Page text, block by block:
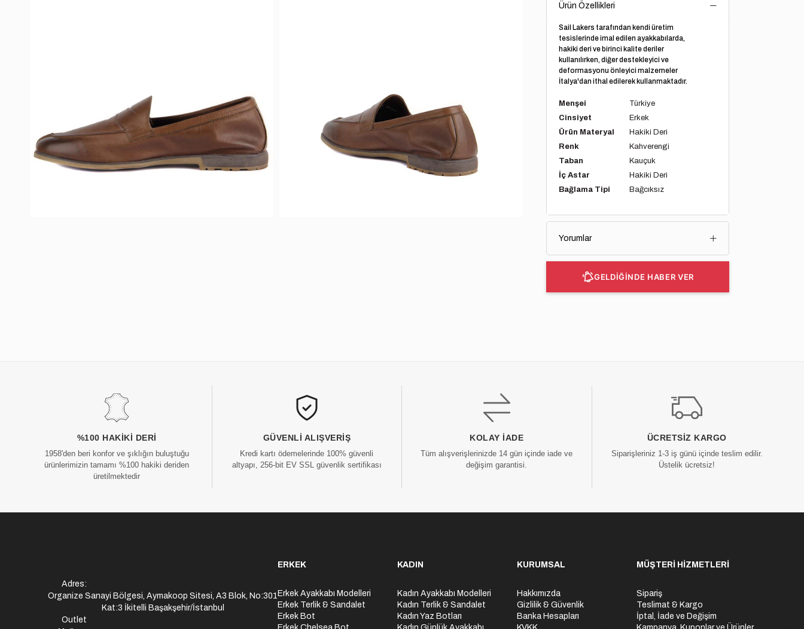
Ürün Özellikleri
Sail Lakers tarafından kendi üretim
tesislerinde imal edilen ayakkabılarda,
hakiki deri ve birinci kalite deriler
kullanılırken, diğer destekleyici ve
deformasyonu önleyici malzemeler
İtalya'dan ithal edilerek kullanmaktadır.
Menşei
Türkiye
Cinsiyet
Erkek
Ürün Materyal
Hakiki Deri
Renk
Kahverengi
Taban
Kauçuk
İç Astar
Hakiki Deri
Bağlama Tipi
Bağcıksız
Yorumlar
GELDİĞİNDE HABER VER
%100 HAKIKI DERI
1958'den beri konfor ve şıklığın buluştuğu
ürünlerimizin tamamı %100 hakiki deriden
üretilmektedir
GÜVENLI ALIŞVERIŞ
Kredi kartı ödemelerinde 100% güvenli
altyapı, 256-bit EV SSL güvenlik sertifikası
KOLAY İADE
Tüm alışverişlerinizde 14 gün içinde iade ve
değişim garantisi.
ÜCRETSIZ KARGO
Siparişleriniz 1-3 iş günü içinde teslim edilir.
Üstelik ücretsiz!
Adres:
Organize Sanayi Bölgesi, Aymakoop Sitesi, A3 Blok, No:301
Kat:3 İkitelli Başakşehir/İstanbul
Outlet
ERKEK
Erkek Ayakkabı Modelleri
Erkek Terlik & Sandalet
Erkek Bot
KADIN
Kadın Ayakkabı Modelleri
Kadın Terlik & Sandalet
Kadın Yaz Botları
KURUMSAL
Hakkımızda
Gizlilik & Güvenlik
Banka Hesapları
MÜŞTERİ HİZMETLERİ
Sipariş
Teslimat & Kargo
İptal, İade ve Değişim